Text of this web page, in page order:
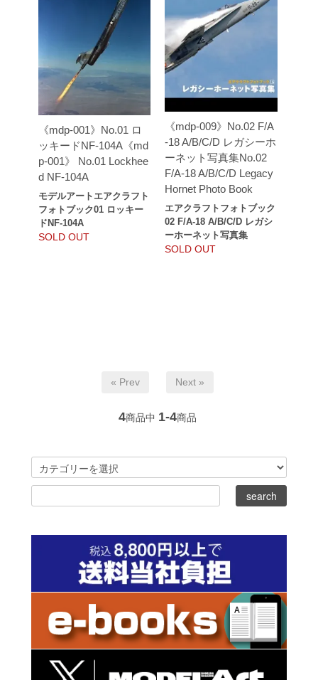
《mdp-001》No.01 ロ
ッキードNF-104A《md
p-001》 No.01 Lockhee
d NF-104A
モデルアートエアクラフト
フォトブック01 ロッキー
ドNF-104A
SOLD OUT
《mdp-009》No.02 F/A
-18 A/B/C/D レガシーホ
ーネット写真集No.02
F/A-18 A/B/C/D Legacy
Hornet Photo Book
エアクラフトフォトブック
02 F/A-18 A/B/C/D レガシ
ーホーネット写真集
SOLD OUT
« Prev Next »
4商品中 1-4商品